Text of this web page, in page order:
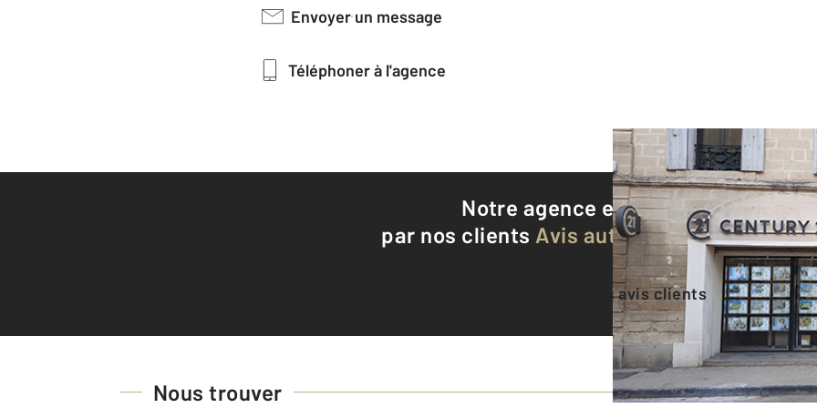
Envoyer un message
Téléphoner à l'agence
Notre agence est notée9,2/10
par nos clients Avis authentifiés par
Voir tous les avis clients
Nous trouver